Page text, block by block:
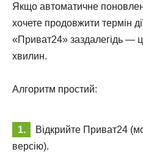
Якщо автоматичне
хочете продовжити термін
«Приват24» заздалегідь —
хвилин.
Алгоритм простий:
Відкрийте Приват24
версію).